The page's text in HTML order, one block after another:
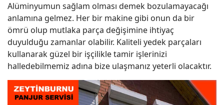
Alüminyumun sağlam olması demek bozulamayacağı
anlamına gelmez. Her bir makine gibi onun da bir
ömrü olup mutlaka parça değişimine ihtiyaç
duyulduğu zamanlar olabilir. Kaliteli yedek parçaları
kullanarak güzel bir işçilikle tamir işlerinizi
halledebilmemiz adına bize ulaşmanız yeterli olacaktır.